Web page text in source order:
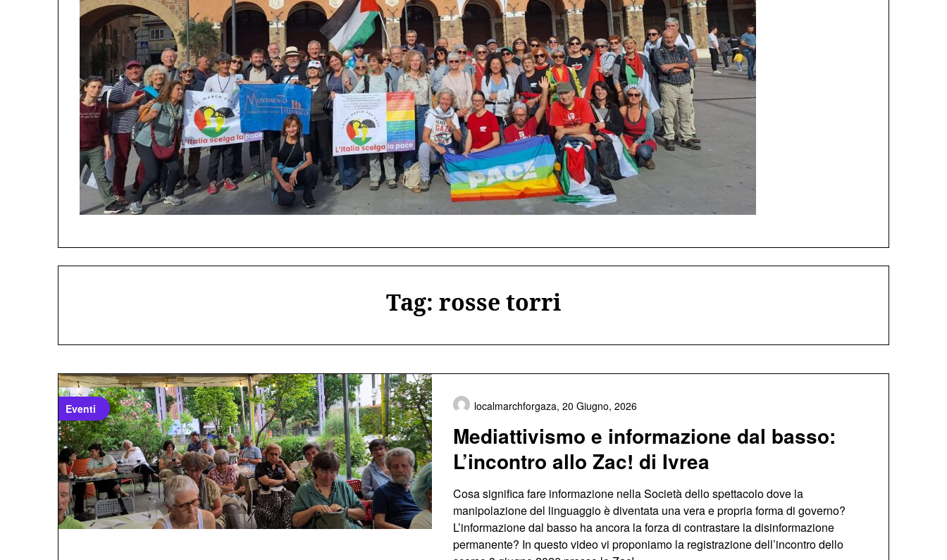
Tag: rosse torri
Eventi
Mediattivismo e informazione dal basso:
L’incontro allo Zac! di Ivrea
localmarchforgaza,20 Giugno, 2026
Cosa significa fare informazione nella Società dello spettacolo dove la
manipolazione del linguaggio è diventata una vera e propria forma di governo?
L’informazione dal basso ha ancora la forza di contrastare la disinformazione
permanente? In questo video vi proponiamo la registrazione dell’incontro dello